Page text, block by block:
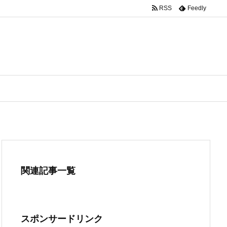
RSS Feedly
関連記事一覧
スポンサードリンク